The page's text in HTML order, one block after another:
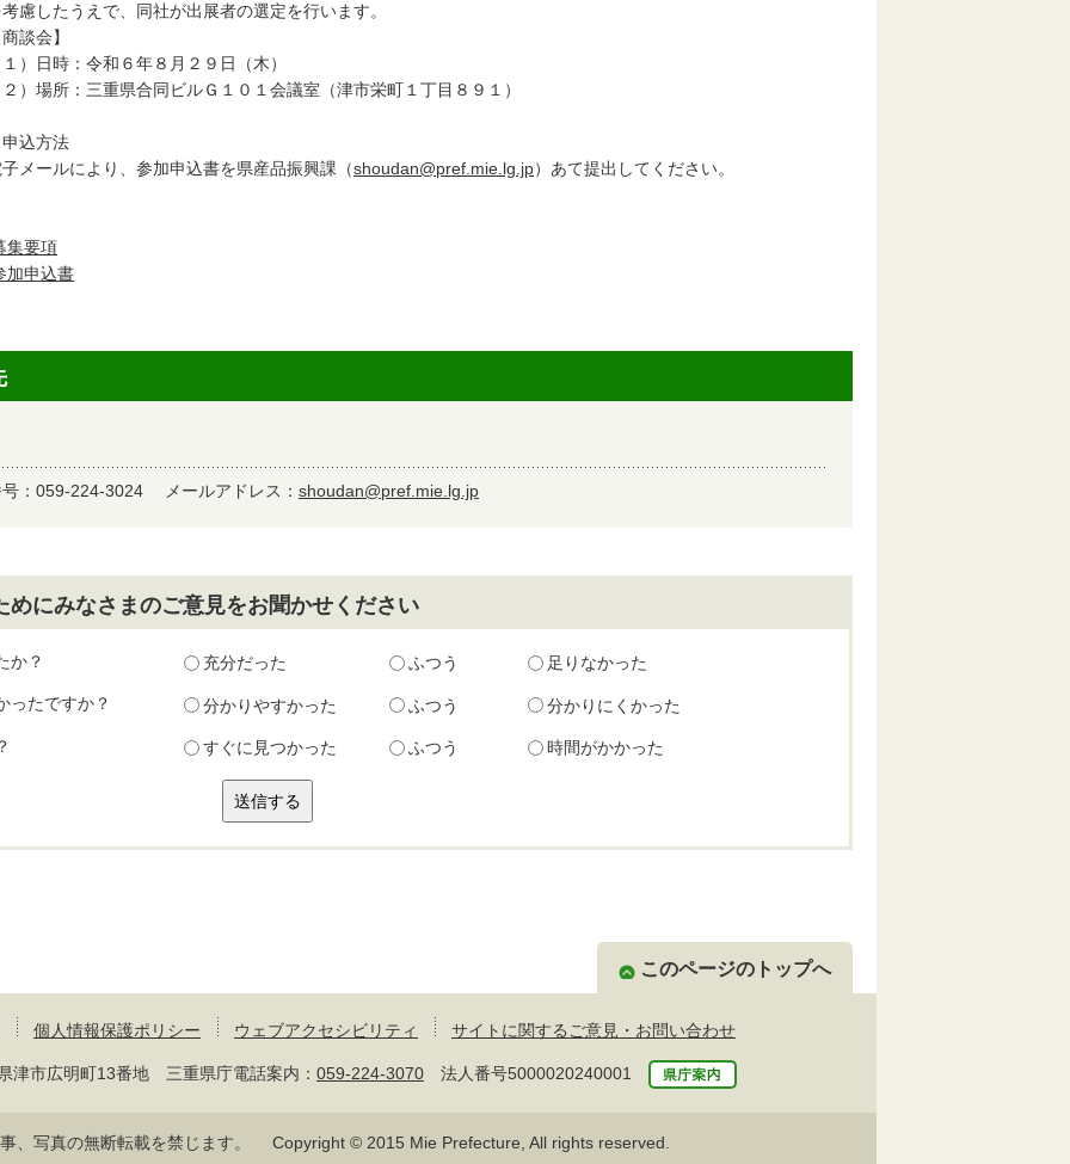
慮したうえで、同社が出展者の選定を行います。
談会】
）日時：令和６年８月２９日（木）
）場所：三重県合同ビルＧ１０１会議室（津市栄町１丁目８９１）
申込方法
子メールにより、参加申込書を県産品振興課（shoudan@pref.mie.lg.jp）あて提出して ください。
集要項
加申込書
号：059-224-3024 メールアドレス： shoudan@pref.mie.lg.jp
めにみなさまのご意見をお聞かせください
か？ 充分だった ふつう 足りなかった
ったですか？ 分かりやすかった ふつう 分かりにくかった
すぐに見つかった ふつう 時間がかかった
このページのトップへ
個人情報保護ポリシー ウェブアクセシビリティ サイトに関するご意見・お問い合わせ
市広明町13番地 三重県庁電話案内： 059-224-3070 法人番号5000020240001
、写真の無断転載を禁じます。 Copyright © 2015 Mie Prefecture, All rights reserved.